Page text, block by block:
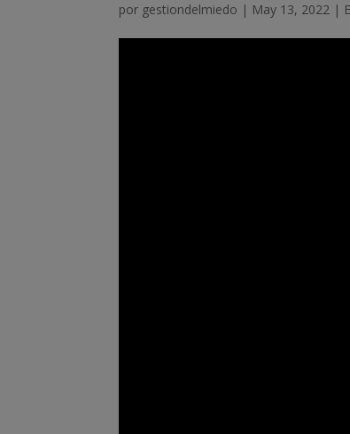
por gestiondelmiedo | May 13, 2022 |